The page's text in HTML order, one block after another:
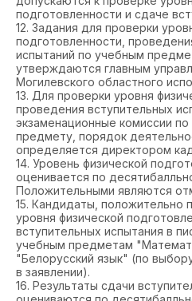
подготовленности и сдаче
12. Задания для проверки
подготовленности,
испытаний по учебным
утверждаются главным
Могилевского областного
13. Для проверки уровня
проведения вступительных
экзаменационные комиссии
предмету, порядок
определяется директором
14. Уровень физической
оценивается по
Положительными являются
15. Кандидаты, положительно
уровня физической
вступительных испытания в
учебным предметам
"Белорусский язык" (по
в заявлении).
16. Результаты сдачи